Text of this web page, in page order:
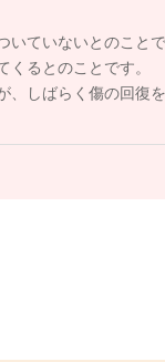
いていないとのこと
るとのことです。
しばらく傷の回復